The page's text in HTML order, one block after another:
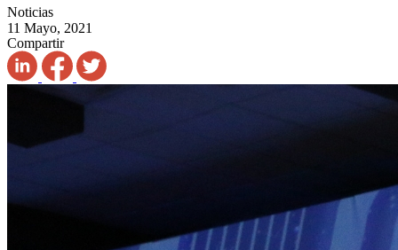
Noticias
11 Mayo, 2021
Compartir